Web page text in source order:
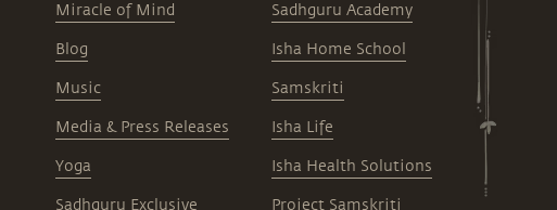
Miracle of Mind
Blog
Music
Media & Press Releases
Yoga
Sadhguru Exclusive
Sadhguru Academy
Isha Home School
Samskriti
Isha Life
Isha Health Solutions
Project Samskriti